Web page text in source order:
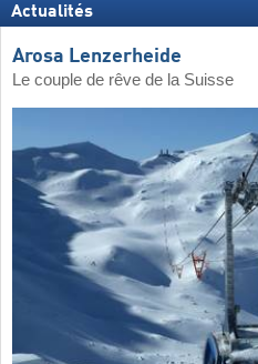
Actualités
Arosa Lenzerheide
Le couple de rêve de la Suisse